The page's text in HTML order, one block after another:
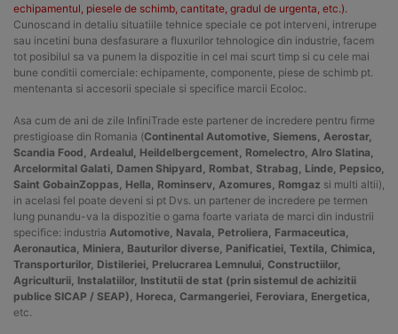
echipamentul, piesele de schimb, cantitate, gradul de urgenta, etc.).
Cunoscand in detaliu situatiile tehnice speciale ce pot interveni, intrerupe
sau incetini buna desfasurare a fluxurilor tehnologice din industrie, facem
tot posibilul sa va punem la dispozitie in cel mai scurt timp si cu cele mai
bune conditii comerciale: echipamente, componente, piese de schimb pt.
mentenanta si accesorii speciale si specifice marcii Ecoloc.
Asa cum de ani de zile InfiniTrade este partener de incredere pentru firme
prestigioase din Romania (Continental Automotive, Siemens, Aerostar,
Scandia Food, Ardealul, Heildelbergcement, Romelectro, Alro Slatina,
Arcelormital Galati, Damen Shipyard, Rombat, Strabag, Linde, Pepsico,
Saint GobainZoppas, Hella, Rominserv, Azomures, Romgaz si multi altii),
in acelasi fel poate deveni si pt Dvs. un partener de incredere pe termen
lung punandu-va la dispozitie o gama foarte variata de marci din industrii
specifice: industria Automotive, Navala, Petroliera, Farmaceutica,
Aeronautica, Miniera, Bauturilor diverse, Panificatiei, Textila, Chimica,
Transporturilor, Distileriei, Prelucrarea Lemnului, Constructiilor,
Agriculturii, Instalatiilor, Institutii de stat (prin sistemul de achizitii
publice SICAP / SEAP), Horeca, Carmangeriei, Feroviara, Energetica,
etc.